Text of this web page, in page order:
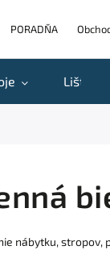
PORADŇA
Lišty
nábytku, stropov,